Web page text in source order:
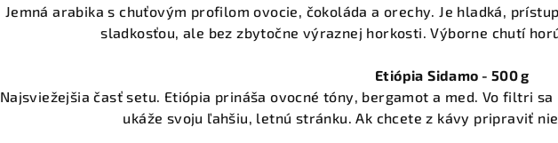
Jemná arabika s chuťovým profilom ovocie, čokoláda a orechy. Je hladká,
sladkosťou, ale bez zbytočne výraznej horkosti. Výborne chutí
Etiópia Sidamo - 500 g
Najsviežejšia časť setu. Etiópia prináša ovocné tóny, bergamot a med. Vo filtri
ukáže svoju ľahšiu, letnú stránku. Ak chcete z kávy pripraviť